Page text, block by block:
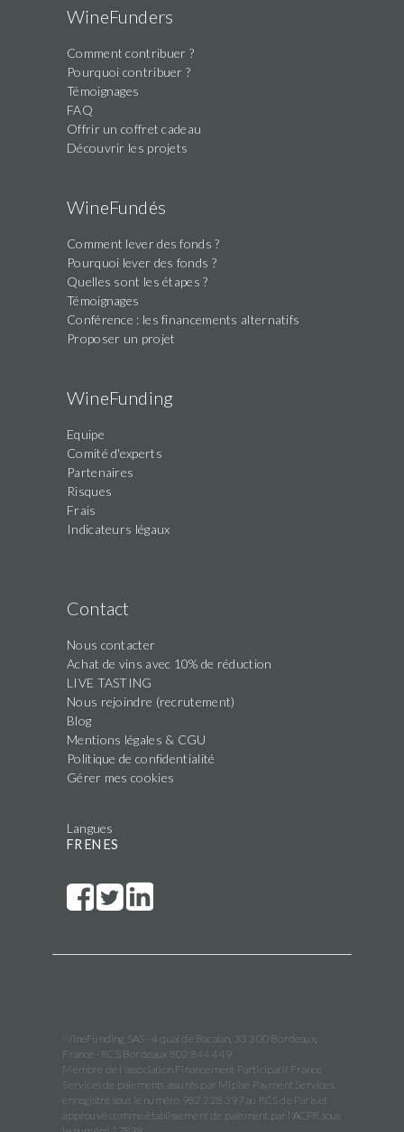
WineFunders
Comment contribuer ?
Pourquoi contribuer ?
Témoignages
FAQ
Offrir un coffret cadeau
Découvrir les projets
WineFundés
Comment lever des fonds ?
Pourquoi lever des fonds ?
Quelles sont les étapes ?
Témoignages
Conférence : les financements alternatifs
Proposer un projet
WineFunding
Equipe
Comité d'experts
Partenaires
Risques
Frais
Indicateurs légaux
Contact
Nous contacter
Achat de vins avec 10% de réduction
LIVE TASTING
Nous rejoindre (recrutement)
Blog
Mentions légales & CGU
Politique de confidentialité
Gérer mes cookies
Langues
FR EN ES
WineFunding SAS · 4 quai de Bacalan, 33 300 Bordeaux,
France · RCS Bordeaux 802 844 449
Membre de l'association Financement Participatif France
Services de paiements assurés par Mipise Payment Services,
enregistré sous le numéro 982 228 397 au RCS de Paris et
approuvé comme établissement de paiement par l'ACPR sous